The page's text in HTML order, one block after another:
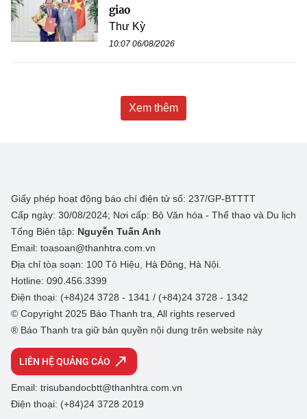
giao
Thư Kỳ
10:07 06/08/2026
Xem thêm
Giấy phép hoạt động báo chí điện tử số: 237/GP-BTTTT
Cấp ngày: 30/08/2024; Nơi cấp: Bộ Văn hóa - Thể thao và Du lịch
Tổng Biên tập: Nguyễn Tuấn Anh
Email: toasoan@thanhtra.com.vn
Địa chỉ tòa soạn: 100 Tô Hiệu, Hà Đông, Hà Nội.
Hotline: 090.456.3399
Điện thoại: (+84)24 3728 - 1341 / (+84)24 3728 - 1342
© Copyright 2025 Báo Thanh tra, All rights reserved
® Báo Thanh tra giữ bản quyền nội dung trên website này
LIÊN HỆ QUẢNG CÁO
Email: trisubandocbtt@thanhtra.com.vn
Điện thoại: (+84)24 3728 2019